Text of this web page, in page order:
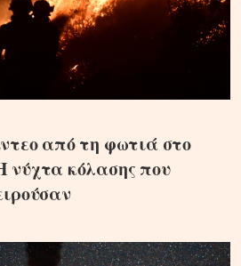
από τη φωτιά στο
νύχτα κόλασης που